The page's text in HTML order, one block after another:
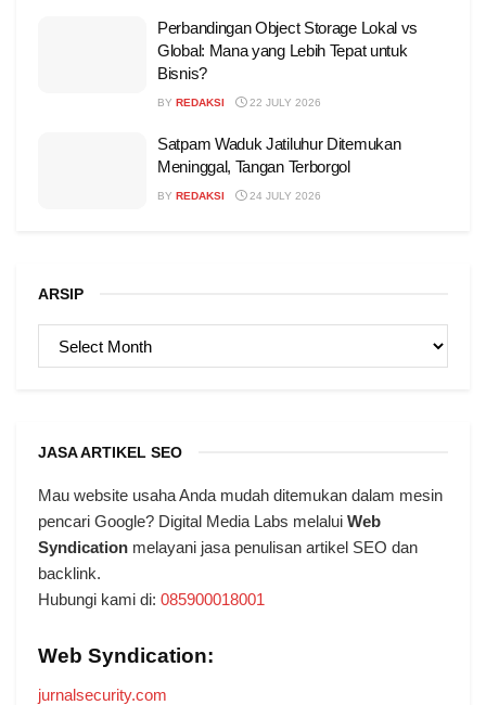
Perbandingan Object Storage Lokal vs
Global: Mana yang Lebih Tepat untuk
Bisnis?
BY REDAKSI 22 JULY 2026
Satpam Waduk Jatiluhur Ditemukan
Meninggal, Tangan Terborgol
BY REDAKSI 24 JULY 2026
ARSIP
JASA ARTIKEL SEO
Mau website usaha Anda mudah ditemukan dalam mesin
pencari Google? Digital Media Labs melalui Web
Syndication melayani jasa penulisan artikel SEO dan
backlink.
Hubungi kami di: 085900018001
Web Syndication:
jurnalsecurity.com